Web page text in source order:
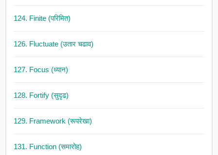
124. Finite (परिमित)
126. Fluctuate (उतार चढाव)
127. Focus (ध्यान)
128. Fortify (सुदृढ)
129. Framework (रूपरेखा)
131. Function (समारोह)